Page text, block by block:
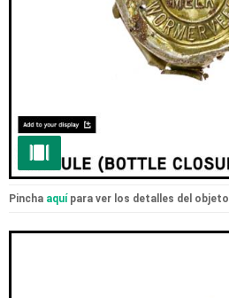
Pincha aquí para ver los detalles del objeto